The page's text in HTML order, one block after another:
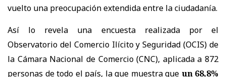
vuelto una preocupación extendida entre la ciudadanía.
Así lo revela una encuesta realizada por el
Observatorio del Comercio Ilícito y Seguridad (OCIS) de
la Cámara Nacional de Comercio (CNC), aplicada a 872
personas de todo el país, la que muestra que un 68,8%